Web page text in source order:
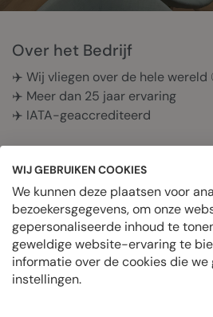
Over het Bedrijf
✈️ Wij vliegen over de hele wereld
✈️ Meer dan 25 jaar ervaring
✈️ IATA-geaccrediteerd
OVER HET BEDRIJF
Datum geplaatst
WIJ GEBRUIKEN COOKIES
We kunnen deze plaatsen voor
bezoekersgegevens, om onze
gepersonaliseerde inhoud te
geweldige website-ervaring te
informatie over de cookies die
instellingen.